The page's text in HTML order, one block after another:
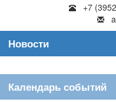
+7
Новости
Календарь событий